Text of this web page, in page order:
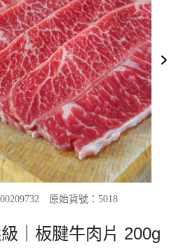
原始貨號：5018
｜板腱牛肉片 200g